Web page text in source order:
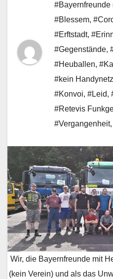
#Bayernfreunde
#Blessem,
#Erftstadt,
#Gegenstände,
#Heuballen,
#kein Handynetz
#Konvoi, #Leid,
#Retevis
#Vergangenheit,
Wir, die Bayernfreunde mit
(kein Verein) und als das